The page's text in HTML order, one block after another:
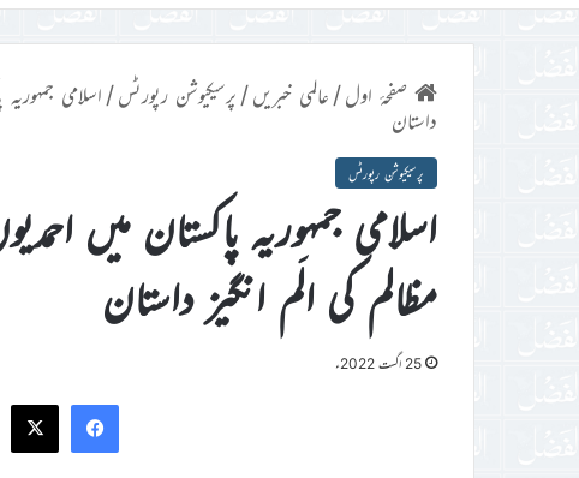
صفحۂ اول/ عالمی خبریں/ پرسیکیوشن رپورٹس/ اسلامی
داستان
پرسیکیوشن رپورٹس
اسلامی جمہوریہ پاکستان میں
مظالم کی الَم انگیز داستان
25 اگست 2022ء